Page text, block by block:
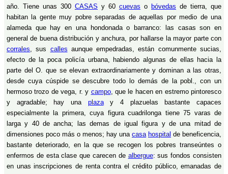
año. Tiene unas 300 CASAS y 60 cuevas o bóvedas de tierra, que
habitan la gente muy pobre separadas de aquellas por medio de una
alameda que hay en una hondonada o barranco: las casas son en
general de buena distribución y anchura, por hallarse la mayor parte con
corrales, sus calles aunque empedradas, están comunmente sucias,
efecto de la poca policía urbana, habiendo algunas de ellas hacia la
parte del O. que se elevan extraordinariamente y dominan a las otras,
desde cuya cúspide se descubre todo lo demás de la pobl., con un
hermoso trozo de vega, r. y campo, que le hacen en estremo pintoresco
y agradable; hay una plazay 4 plazuelas bastante capaces
especialmente la primera, cuya figura cuadrilonga tiene 75 varas de
larga y 40 de ancha; las demas de igual figura y de una mitad de
dimensiones poco más o menos; hay una casa hospital de beneficencia,
bastante deteriorado, en la que se recogen los pobres transeúntes o
enfermos de esta clase que carecen de albergue: sus fondos consisten
en unas inscripciones de renta contra el crédito público, emanadas de